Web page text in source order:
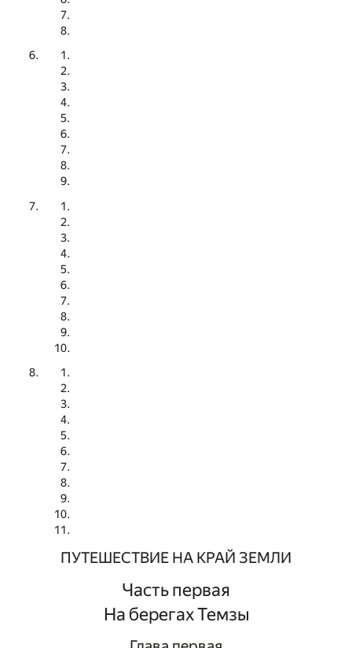
ПУТЕШЕСТВИЕ НА КРАЙ ЗЕМЛИ
Часть первая
На берегах Темзы